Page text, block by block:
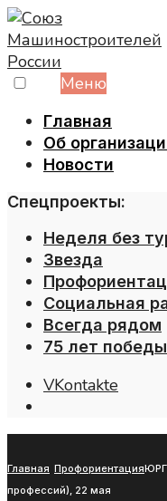
Skip
to
content
Меню
Главная
Об
Новости
Спецпроекты:
Неделя без
Звезда
Социальная
Всегда рядом
75 лет победы
VKontakte
Главная Профориентация
профессий), 22 мая